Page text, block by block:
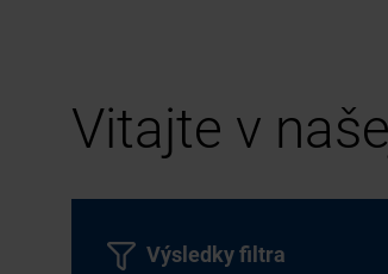
Vitajte v
Výsledky filtra